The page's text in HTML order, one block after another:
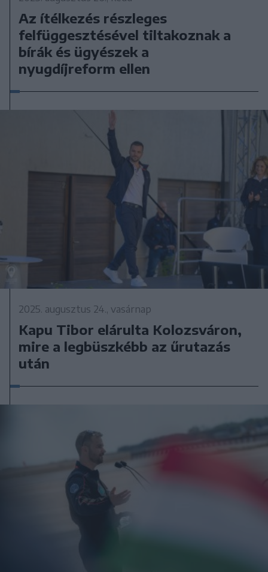
Az ítélkezés részleges
felfüggesztésével tiltakoznak a
bírák és ügyészek a
nyugdíjreform ellen
2025. augusztus 24., vasárnap
Kapu Tibor elárulta Kolozsváron,
mire a legbüszkébb az űrutazás
után